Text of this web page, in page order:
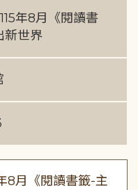
年8月《閱讀書
新世界
8月《閱讀書籤-主